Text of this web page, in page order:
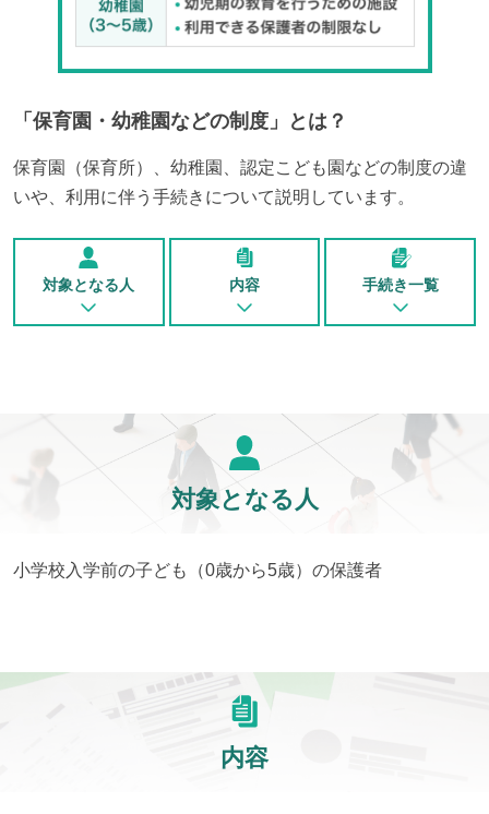
「 保育園・幼稚園などの制度 」とは？
保育園（保育所）、幼稚園、認定こども園などの制度の違
いや、利用に伴う手続きについて説明しています。
対象となる人 内容 手続き一覧
対象となる人
小学校入学前の子ども（0歳から5歳）の保護者
内容